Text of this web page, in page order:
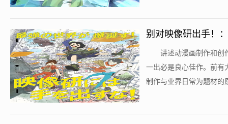
别对映像研出手！
讲述动漫画制作和创
一出必是良心佳作。前有
制作与业界日常为题材的